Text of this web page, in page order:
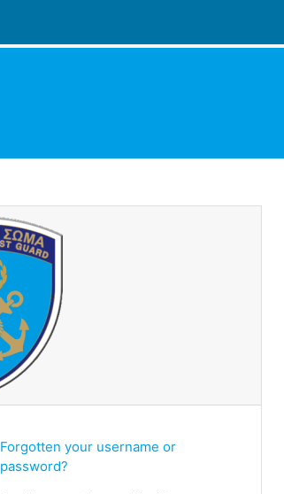
Forgotten your username or
password?